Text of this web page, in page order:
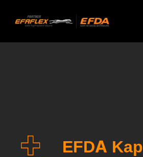
EFA-SST® N Premium
EFDA